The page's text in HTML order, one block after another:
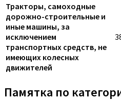
Тракторы, самоходные
дорожно-строительные и
иные машины, за
исключением
транспортных средств, не
имеющих колесных
движителей
Памятка по